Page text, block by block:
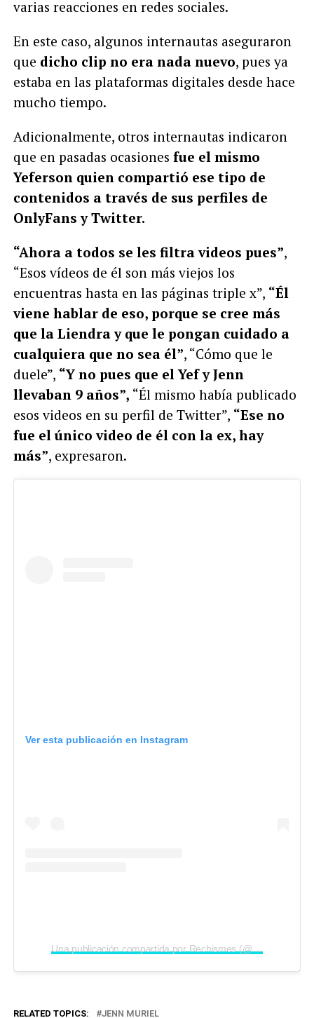
varias reacciones en redes sociales.
En este caso, algunos internautas aseguraron
que dicho clip no era nada nuevo, pues ya
estaba en las plataformas digitales desde hace
mucho tiempo.
Adicionalmente, otros internautas indicaron
que en pasadas ocasiones fue el mismo
Yeferson quien compartió ese tipo de
contenidos a través de sus perfiles de
OnlyFans y Twitter.
“Ahora a todos se les filtra videos pues”,
“Esos vídeos de él son más viejos los
encuentras hasta en las páginas triple x”, “Él
viene hablar de eso, porque se cree más
que la Liendra y que le pongan cuidado a
cualquiera que no sea él”, “Cómo que le
duele”, “Y no pues que el Yef y Jenn
llevaban 9 años”, “Él mismo había publicado
esos videos en su perfil de Twitter”, “Ese no
fue el único video de él con la ex, hay
más”, expresaron.
Ver esta publicación en Instagram
Una publicación compartida por Rechismes (@rechismes)
RELATED TOPICS:
JENN MURIEL